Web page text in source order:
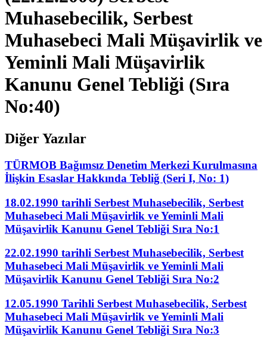
Muhasebecilik, Serbest
Muhasebeci Mali Müşavirlik ve
Yeminli Mali Müşavirlik
Kanunu Genel Tebliği (Sıra
No:40)
Diğer Yazılar
TÜRMOB Bağımsız Denetim Merkezi Kurulmasına
İlişkin Esaslar Hakkında Tebliğ (Seri I, No: 1)
18.02.1990 tarihli Serbest Muhasebecilik, Serbest
Muhasebeci Mali Müşavirlik ve Yeminli Mali
Müşavirlik Kanunu Genel Tebliği Sıra No:1
22.02.1990 tarihli Serbest Muhasebecilik, Serbest
Muhasebeci Mali Müşavirlik ve Yeminli Mali
Müşavirlik Kanunu Genel Tebliği Sıra No:2
12.05.1990 Tarihli Serbest Muhasebecilik, Serbest
Muhasebeci Mali Müşavirlik ve Yeminli Mali
Müşavirlik Kanunu Genel Tebliği Sıra No:3